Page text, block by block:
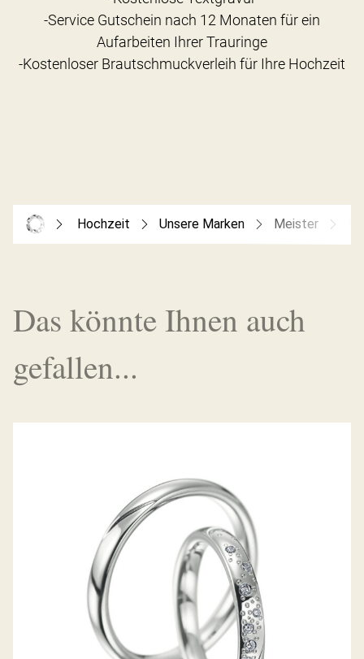
-Service Gutschein nach 12 Monaten für ein
Aufarbeiten Ihrer Trauringe
Hochzeit Unsere Marken Meister
Das könnte Ihnen auch
gefallen...
MEISTER TRAURINGE SYMBOLICS